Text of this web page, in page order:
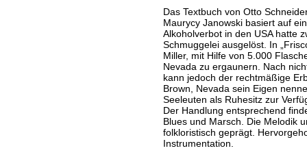
Das Textbuch von Otto
Maurycy Janowski basiert auf
Alkoholverbot in den USA hatte
Schmuggelei ausgelöst. In
Miller, mit Hilfe von 5.000
Nevada zu ergaunern. Nach
kann jedoch der rechtmäßige
Brown, Nevada sein Eigen
Seeleuten als Ruhesitz zur
Der Handlung entsprechend
Blues und Marsch. Die Melodik
folkloristisch geprägt.
Instrumentation.